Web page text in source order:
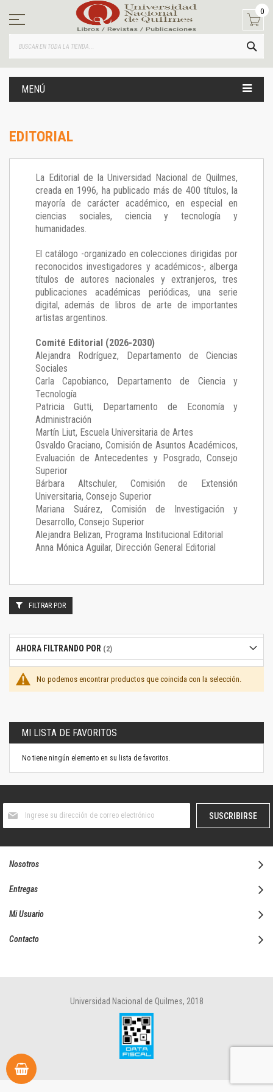
contenido
0
MENÚ
EDITORIAL
La Editorial de la Universidad Nacional de Quilmes,
creada en 1996, ha publicado más de 400 títulos, la
mayoría de carácter académico, en especial en
ciencias sociales, ciencia y tecnología y
humanidades.
El catálogo -organizado en colecciones dirigidas por
reconocidos investigadores y académicos-, alberga
títulos de autores nacionales y extranjeros, tres
publicaciones académicas periódicas, una serie
digital, además de libros de arte de importantes
artistas argentinos.
Comité Editorial (2026-2030)
Alejandra Rodríguez, Departamento de Ciencias
Sociales
Carla Capobianco, Departamento de Ciencia y
Tecnología
Patricia Gutti, Departamento de Economía y
Administración
Martín Liut, Escuela Universitaria de Artes
Osvaldo Graciano, Comisión de Asuntos Académicos,
Evaluación de Antecedentes y Posgrado, Consejo
Superior
Bárbara Altschuler, Comisión de Extensión
Universitaria, Consejo Superior
Mariana Suárez, Comisión de Investigación y
Desarrollo, Consejo Superior
Alejandra Belizan, Programa Institucional Editorial
Anna Mónica Aguilar, Dirección General Editorial
No podemos encontrar productos que coincida con la selección.
FILTRAR POR
AHORA FILTRANDO POR
MI LISTA DE FAVORITOS
No tiene ningún elemento en su lista de favoritos.
boletín
SUSCRIBIRSE
Nosotros
Entregas
Mi Usuario
Contacto
Universidad Nacional de Quilmes, 2018